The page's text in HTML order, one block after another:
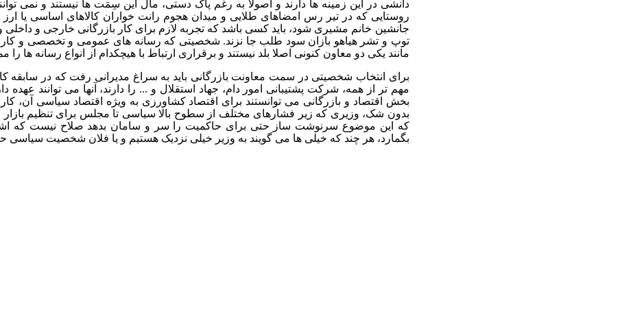
دانشی در این زمینه ها دارند و اصولا به رغم پاک دستی، مال این سِمَت ها نیستند و نمی
روستایی که در تیر رس امضاهای طلایی و میدان هجوم رانت خواران کالاهای اساسی یا
جانشین خانم مشیری شود، باید کسی باشد که تجربه لازم برای کار بازرگانی خارجی و داخلی
توپ و تشر هیاهو بازان سود طلب جا نزند. شخصیتی که رسانه های عمومی و تخصصی و
مانند یکی دو معاون کنونی اصلا بلد نیستند و برقراری ارتباط با هیچکدام از انواع رسانه ها
برای انتخاب شخصیتی در سمت معاونت بازرگانی باید به سراغ مدیرانی رفت که در سابقه
مهم تر از همه، شرکت پشتیبانی امور دام، جهاد استقلال و ... را دارند، آنها می توانند
بخش اقتصاد و بازرگانی می توانستند برای اقتصاد کشاورزی به ویژه اقتصاد سیاسی آن،
بدون شک، وزیری که زیر فشارهای مختلف از سطوح بالا سیاسی تا مجلس برای تنظیم
که این موضوع سرنوشت ساز حتی برای حاکمیت را سر و سامان بدهد صلاح نیست که
بگمارد، هر چند که خیلی ها می گویند به وزیر خیلی نزدیک هستیم و یا فلان شخصیت